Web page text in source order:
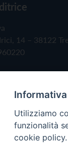
14 – 38122
Informativa
Utilizziamo
funzionalità
cookie policy.